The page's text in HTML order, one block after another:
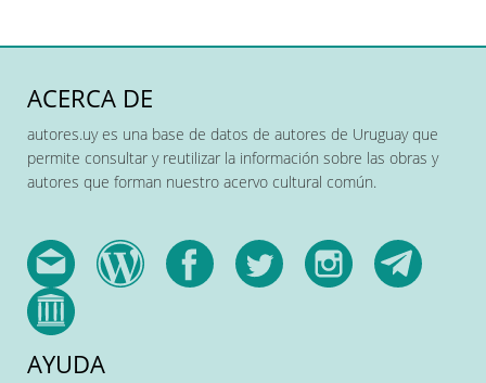
ACERCA DE
autores.uy es una base de datos de autores de Uruguay que
permite consultar y reutilizar la información sobre las obras y
autores que forman nuestro acervo cultural común.
AYUDA